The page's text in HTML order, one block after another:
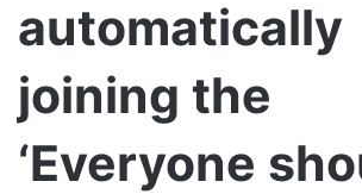
automatically
joining the
‘Everyone